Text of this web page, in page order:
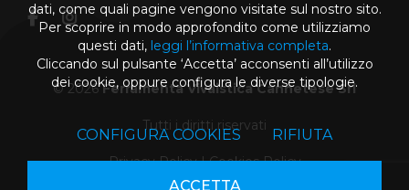
© 2026Ferramenta Vivaistica Cannetese Srl
Tutti i diritti riservati
Privacy Policy|Cookies Policy
dati, come quali pagine vengono visitate sul nostro sito.
Per scoprire in modo approfondito come utilizziamo
questi dati, leggi l’informativa completa.
Cliccando sul pulsante ‘Accetta’ acconsenti all’utilizzo
dei cookie, oppure configura le diverse tipologie.
CONFIGURA COOKIES RIFIUTA
ACCETTA